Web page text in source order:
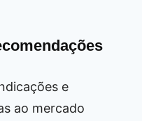
e
ao mercado